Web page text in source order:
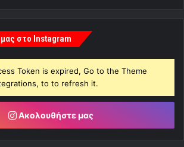
στο Instagram
Token is expired, Go to the Theme
to to refresh it.
Ακολουθήστε μας